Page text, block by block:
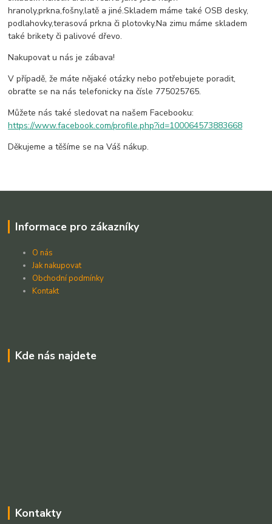
hranoly,prkna,fošny,latě a jiné.Skladem máme také OSB desky,
podlahovky,terasová prkna či plotovky.Na zimu máme skladem
také brikety či palivové dřevo.
Nakupovat u nás je zábava!
V případě, že máte nějaké otázky nebo potřebujete poradit,
obraťte se na nás telefonicky na čísle 775025765.
Můžete nás také sledovat na našem Facebooku:
https://www.facebook.com/profile.php?id=100064573883668
Děkujeme a těšíme se na Váš nákup.
Informace pro zákazníky
O nás
Jak nakupovat
Obchodní podmínky
Kontakt
Kde nás najdete
Kontakty